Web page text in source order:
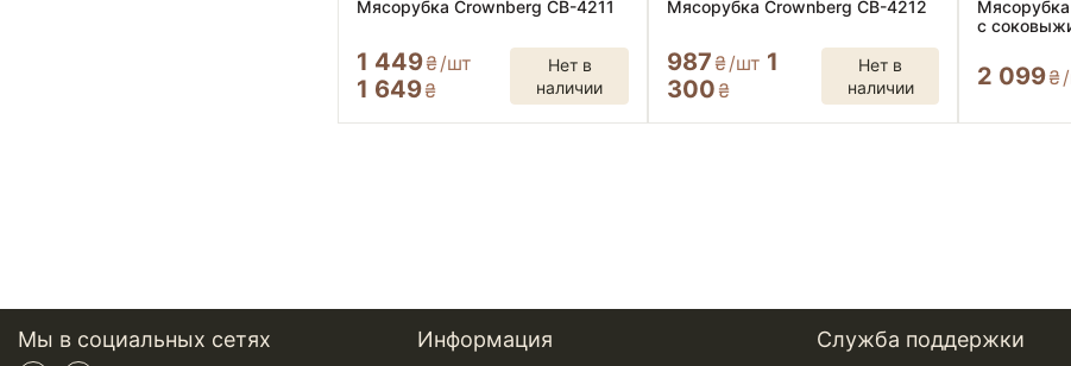
Мясорубка Crownberg CB-4211
1 449₴/шт
1 649₴
Нет в
наличии
Мясорубка Crownberg CB-4212
987 ₴/шт 1
300 ₴
Нет в
наличии
с
2 099₴
Мы в социальных сетях Информация Служба поддержки